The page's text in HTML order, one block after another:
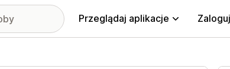
Przeglądaj aplikacje